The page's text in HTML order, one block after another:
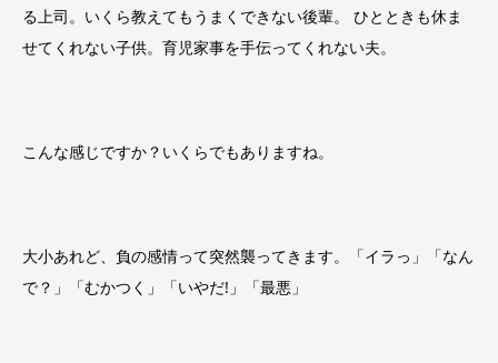
る上司。いくら教えてもうまくできない後輩。 ひとときも休ま
せてくれない子供。育児家事を手伝ってくれない夫。
こんな感じですか？いくらでもありますね。
大小あれど、負の感情って突然襲ってきます。「イラっ」「なん
で？」「むかつく」「いやだ!」「最悪」